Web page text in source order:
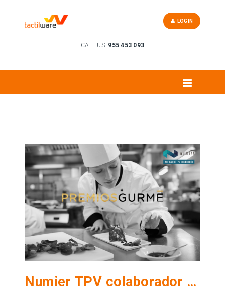
CALL US: 955 453 093
LOGIN
Numier TPV colaborador de los Premios Gurmé de Sevilla 2018 de ABC